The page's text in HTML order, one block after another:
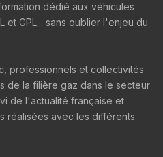
dédié aux véhicules
et GPL... sans oublier l'enjeu du
professionnels et collectivités
de la filière gaz dans le secteur
de l'actualité française et
réalisées avec les différents